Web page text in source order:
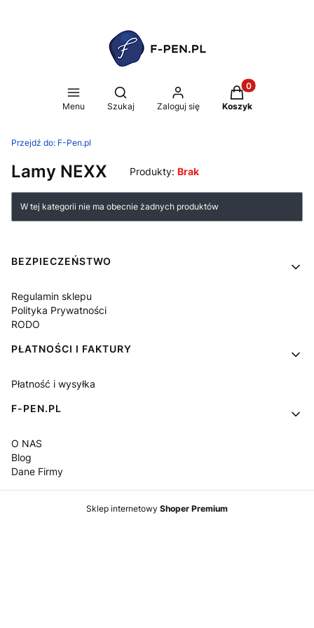
Menu
Otwórz wyszukiwarkę
Szukaj Zaloguj się
Produkty w
Koszyk
Przejdź do: F-Pen.pl
Lamy NEXX Produkty: Brak
Lista produktów
W tej kategorii nie ma obecnie żadnych produktów
Linki w stopce
BEZPIECZEŃSTWO
Regulamin sklepu
Polityka Prywatności
RODO
PŁATNOŚCI I FAKTURY
Płatność i wysyłka
F-PEN.PL
O NAS
Blog
Dane Firmy
Sklep internetowy Shoper Premium